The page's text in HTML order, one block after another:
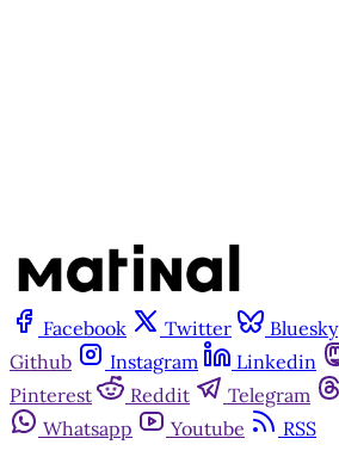
Facebook Twitter Bluesky
Github
Instagram Linkedin
Pinterest
Reddit Telegram
Whatsapp
Youtube
RSS